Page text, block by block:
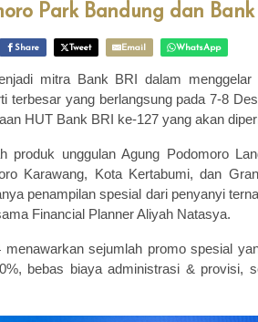
Park Bandung dan Bank
Share Tweet Email WhatsApp
mitra Bank BRI dalam
terbesar yang berlangsung pada 7-8
HUT Bank BRI ke-127 yang akan
produk unggulan Agung Podomoro
Karawang, Kota Kertabumi, dan
penampilan spesial dari penyanyi
Financial Planner Aliyah Natasya.
sejumlah promo spesial
bebas biaya administrasi & provisi,